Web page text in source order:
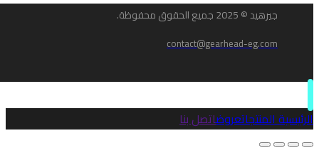
جيرهيد © 2025 جميع الحقوق محفوظة.
contact@gearhead-eg.com
الرئيسيةالمنتجاتعروضاتصل بنا